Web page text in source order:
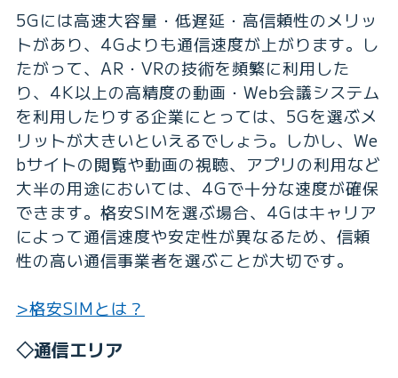
5Gには高速大容量・低遅延・高信頼性のメリッ
トがあり、4Gよりも通信速度が上がります。し
たがって、AR・VRの技術を頻繁に利用した
り、4K以上の高精度の動画・Web会議システム
を利用したりする企業にとっては、5Gを選ぶメ
リットが大きいといえるでしょう。しかし、We
bサイトの閲覧や動画の視聴、アプリの利用など
大半の用途においては、4Gで十分な速度が確保
できます。格安SIMを選ぶ場合、4Gはキャリア
によって通信速度や安定性が異なるため、信頼
性の高い通信事業者を選ぶことが大切です。
>格安SIMとは？
◇通信エリア